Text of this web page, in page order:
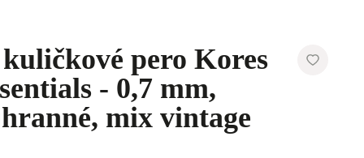
pero Kores
- 0,7 mm,
mix vintage